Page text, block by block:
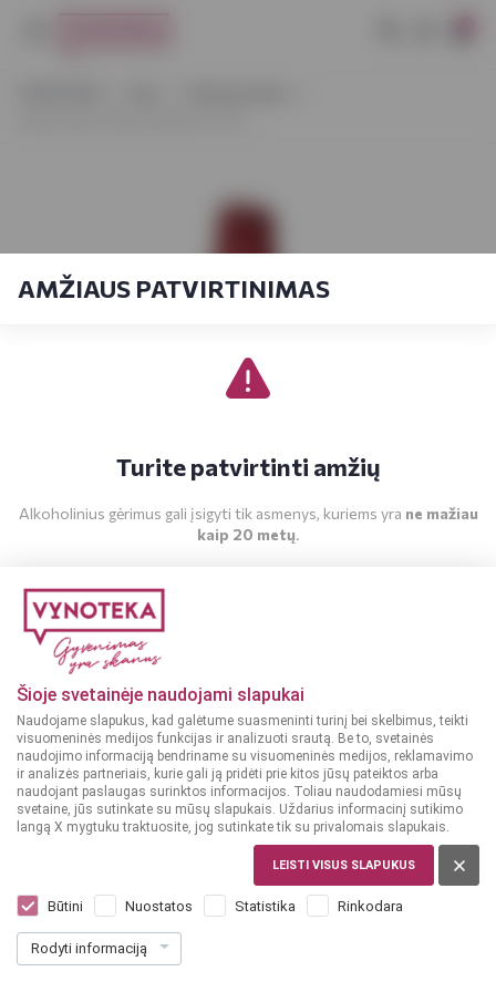
Šioje svetainėje naudojami slapukai
Naudojame slapukus, kad galėtume suasmeninti turinį bei skelbimus, teikti
visuomeninės medijos funkcijas ir analizuoti srautą. Be to, svetainės
naudojimo informaciją bendriname su visuomeninės medijos, reklamavimo
ir analizės partneriais, kurie gali ją pridėti prie kitos jūsų pateiktos arba
naudojant paslaugas surinktos informacijos. Toliau naudodamiesi mūsų
svetaine, jūs sutinkate su mūsų slapukais. Uždarius informacinį sutikimo
langą X mygtuku traktuosite, jog sutinkate tik su privalomais slapukais.
LEISTI VISUS SLAPUKUS
Būtini Nuostatos Statistika Rinkodara
Rodyti informaciją
AMŽIAUS PATVIRTINIMAS
Turite patvirtinti amžių
Alkoholinius gėrimus gali įsigyti tik asmenys, kuriems yra ne mažiau
kaip 20 metų.
Cidre Kerisac Bouche Brut 0,75 L
Dar nėra balsų, galite įvertinti
99